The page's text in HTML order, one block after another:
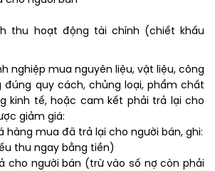
thu hoạt động tài chính (chiết khấu
nghiệp mua nguyên liệu, vật liệu, công
đúng quy cách, chủng loại, phẩm chất
kinh tế, hoặc cam kết phải trả lại cho
giảm giá:
hàng mua đã trả lại cho người bán, ghi:
thu ngay bằng tiền)
cho người bán (trừ vào số nợ còn phải